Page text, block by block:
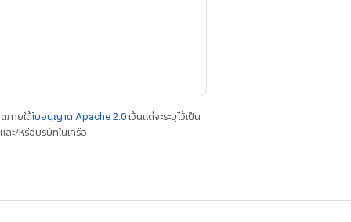
ภายใต้ใบอนุญาต Apache 2.0 เว้นแต่จะระบุไว้เป็น
ละ/หรือบริษัทในเครือ